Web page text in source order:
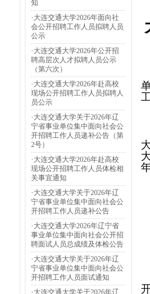
知
· 大连交通大学2026年面向社
会公开招聘工作人员拟聘人员
公示
· 大连交通大学2026年公开招
聘高层次人才拟聘人员公示
（第六次）
· 大连交通大学2026年赴高校
现场公开招聘工作人员拟聘人
员公示
· 大连交通大学关于2026年辽
宁省事业单位集中面向社会公
开招聘工作人员递补公告（第
2号）
· 大连交通大学2026年赴高校
现场公开招聘工作人员体检相
关事宜通知
· 大连交通大学关于2026年辽
宁省事业单位集中面向社会公
开招聘工作人员递补公告
· 大连交通大学2026年辽宁省
事业单位集中面向社会公开招
聘面试人员总成绩及体检公告
· 大连交通大学关于2026年辽
宁省事业单位集中面向社会公
开招聘工作人员面试通知
· 大连交通大学关于2026年辽